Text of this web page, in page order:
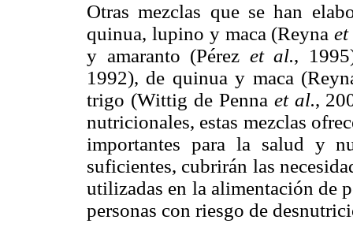
Otras mezclas que se han
quinua, lupino y maca (Reyna
y amaranto (Pérez et al.,
1992), de quinua y maca
trigo (Wittig de Penna et al.,
nutricionales, estas mezclas
importantes para la salud y
suficientes, cubrirán las
utilizadas en la alimentación de
personas con riesgo de